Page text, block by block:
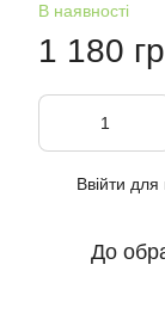
В наявності
1 180
Ввійти для
До